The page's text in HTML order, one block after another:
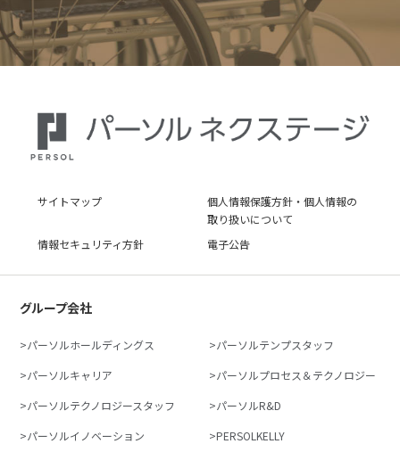
サイトマップ
個人情報保護方針・個人情報の
取り扱いについて
情報セキュリティ方針
電子公告
グループ会社
パーソルホールディングス
パーソルテンプスタッフ
パーソルキャリア
パーソルプロセス＆テクノロジー
パーソルテクノロジースタッフ
パーソルR&D
パーソルイノベーション
PERSOLKELLY